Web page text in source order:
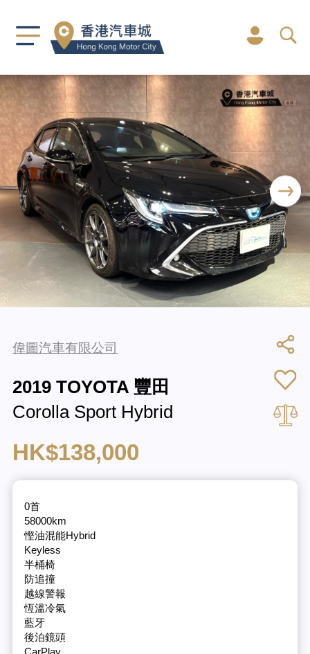
偉圖汽車有限公司
2019 TOYOTA 豐田
Corolla Sport Hybrid
HK$138,000
0首
58000km
慳油混能Hybrid
Keyless
半桶椅
防追撞
越線警報
恆溫冷氣
藍牙
後泊鏡頭